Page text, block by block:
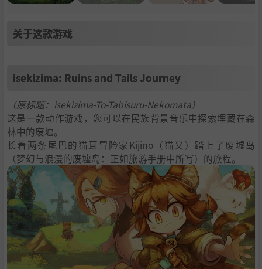
关于这款游戏
isekizima: Ruins and Tails Journey
（原标题：isekizima-To-Tabisuru-Nekomata）
这是一款动作游戏，您可以在民族背景音乐中探索埋藏在森
林中的废墟。
长着两条尾巴的猫耳冒险家Kijino（猫又）踏上了废墟岛
（梦幻与浪漫的废墟岛：正如旅游手册中所写）的旅程。